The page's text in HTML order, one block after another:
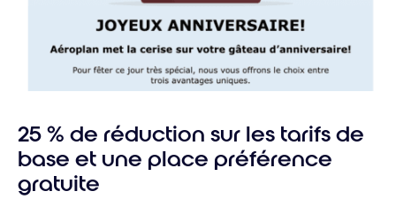
25 % de réduction sur les tarifs de
base et une place préférence
gratuite